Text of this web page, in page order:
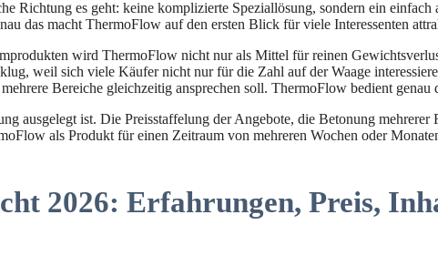
Richtung es geht: keine komplizierte Speziallösung, sondern ein einfach
das macht ThermoFlow auf den ersten Blick für viele Interessenten
wird ThermoFlow nicht nur als Mittel für reinen
weil sich viele Käufer nicht nur für die Zahl auf der Waage
Bereiche gleichzeitig ansprechen soll. ThermoFlow bedient genau
ausgelegt ist. Die Preisstaffelung der Angebote, die Betonung mehrerer
als Produkt für einen Zeitraum von mehreren Wochen oder
2026: Erfahrungen, Preis,